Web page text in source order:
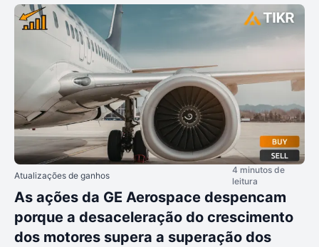
Atualizações de ganhos
4 minutos de
leitura
As ações da GE Aerospace despencam
porque a desaceleração do crescimento
dos motores supera a superação dos